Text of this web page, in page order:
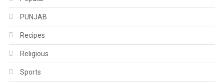
PUNJAB
Recipes
Religious
Sports